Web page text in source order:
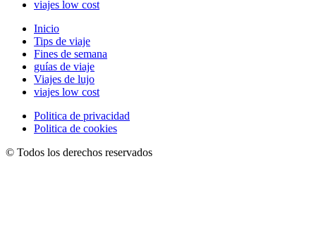
viajes low cost
Inicio
Tips de viaje
Fines de semana
guías de viaje
Viajes de lujo
viajes low cost
Politica de privacidad
Politica de cookies
© Todos los derechos reservados